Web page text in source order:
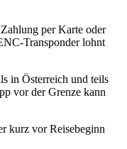
per Karte oder
Transponder lohnt
in Österreich und teils
vor der Grenze kann
kurz vor Reisebeginn